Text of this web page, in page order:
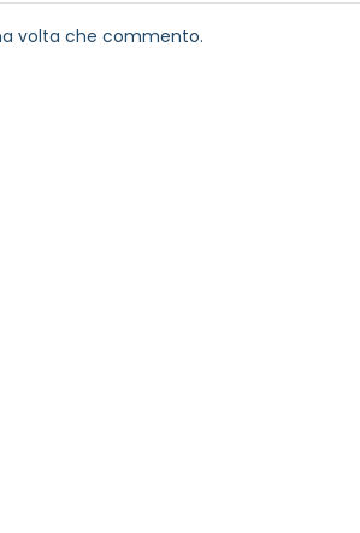
volta che commento.